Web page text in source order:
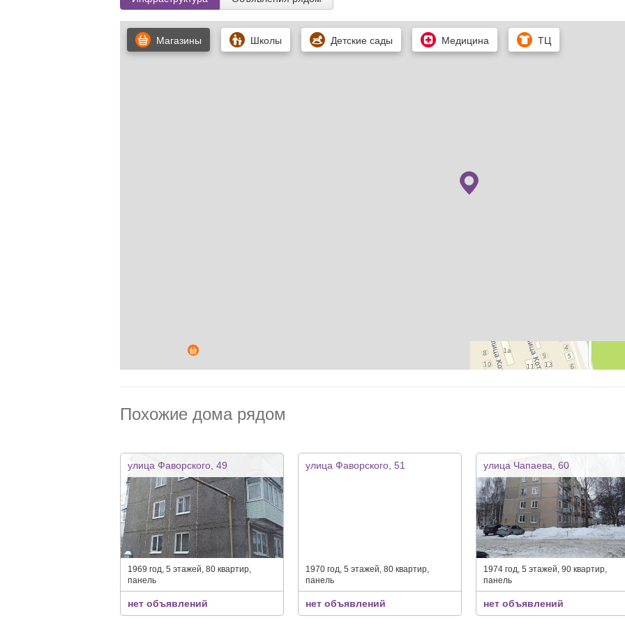
Магазины Школы Детские сады Медицина ТЦ
Похожие дома рядом
улица Фаворского, 49
1969 год, 5 этажей, 80 квартир,
панель
нет объявлений
улица Фаворского, 51
1970 год, 5 этажей, 80 квартир,
панель
нет объявлений
улица Чапаева, 60
1974 год, 5 этажей, 90 квартир,
панель
нет объявлений